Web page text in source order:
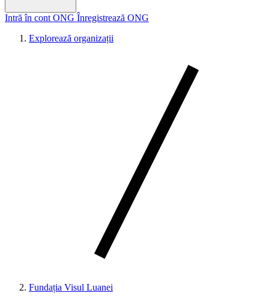
Intră în cont ONG Înregistrează ONG
Explorează organizații
Fundația Visul Luanei